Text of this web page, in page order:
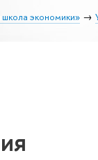
экономики»